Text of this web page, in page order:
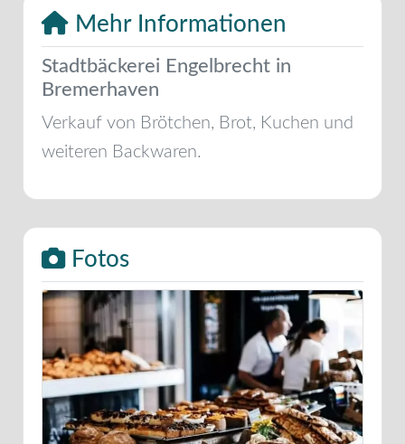
Mehr Informationen
Stadtbäckerei Engelbrecht in
Bremerhaven
Verkauf von Brötchen, Brot, Kuchen und
weiteren Backwaren.
Fotos